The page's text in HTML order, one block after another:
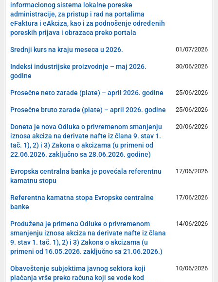
informacionog sistema lokalne poreske
administracije, za pristup i rad na portalima
eFaktura i eAkciza, kao i za podnošenje određenih
poreskih prijava i obrazaca preko portala
Srednji kurs na kraju meseca u 2026. 01/07/2026
Indeksi industrijske proizvodnje – maj 2026.
godine
30/06/2026
Prosečne neto zarade (plate) – april 2026. godine 25/06/2026
Prosečne bruto zarade (plate) – april 2026. godine 25/06/2026
Doneta je nova Odluka o privremenom smanjenju
iznosa akciza na derivate nafte iz člana 9. stav 1.
tač. 1), 2) i 3) Zakona o akcizama (u primeni od
22.06.2026. zaključno sa 28.06.2026. godine)
20/06/2026
Evropska centralna banka je povećala referentnu
kamatnu stopu
17/06/2026
Referentna kamatna stopa Evropske centralne
banke
17/06/2026
Produžena je primena Odluke o privremenom
smanjenju iznosa akciza na derivate nafte iz člana
9. stav 1. tač. 1), 2) i 3) Zakona o akcizama (u
primeni od 16.05.2026. zaključno sa 21.06.2026.)
14/06/2026
Obaveštenje subjektima javnog sektora koji
plaćanja vrše preko računa koji se vode kod
10/06/2026